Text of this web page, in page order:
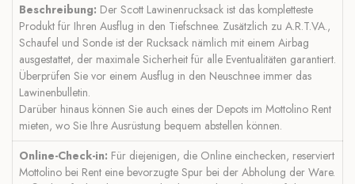
Beschreibung: Der Scott Lawinenrucksack ist das kompletteste
Produkt für Ihren Ausflug in den Tiefschnee. Zusätzlich zu A.R.T.VA.,
Schaufel und Sonde ist der Rucksack nämlich mit einem Airbag
ausgestattet, der maximale Sicherheit für alle Eventualitäten garantiert.
Überprüfen Sie vor einem Ausflug in den Neuschnee immer das
Lawinenbulletin.
Darüber hinaus können Sie auch eines der Depots im Mottolino Rent
mieten, wo Sie Ihre Ausrüstung bequem abstellen können.
Online-Check-in: Für diejenigen, die Online einchecken, reserviert
Mottolino bei Rent eine bevorzugte Spur bei der Abholung der Ware.